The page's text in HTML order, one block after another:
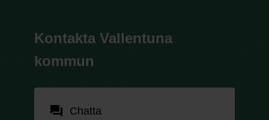
Kontakta Vallentuna
kommun
forum Chatta